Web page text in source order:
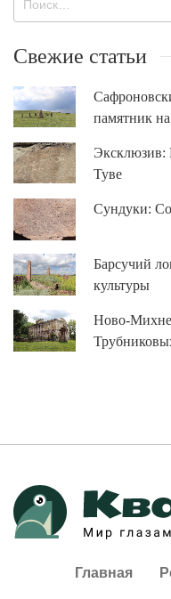
Свежие статьи
памятник
Эксклюзив:
Туве
Сундуки:
Барсучий
культуры
Ново-
Главная